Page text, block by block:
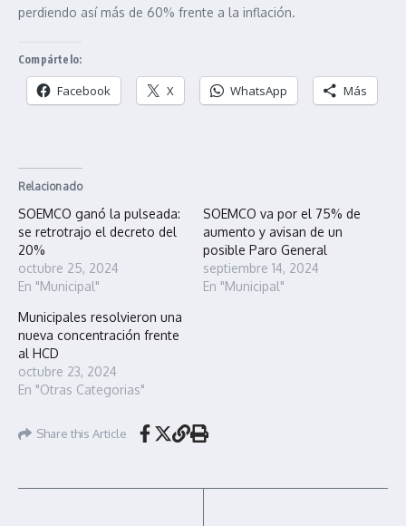
perdiendo así más de 60% frente a la inflación.
Compártelo:
Facebook X WhatsApp Más
Relacionado
SOEMCO ganó la pulseada:
se retrotrajo el decreto del
20%
octubre 25, 2024
En "Municipal"
SOEMCO va por el 75% de
aumento y avisan de un
posible Paro General
septiembre 14, 2024
En "Municipal"
Municipales resolvieron una
nueva concentración frente
al HCD
octubre 23, 2024
En "Otras Categorias"
Share this Article